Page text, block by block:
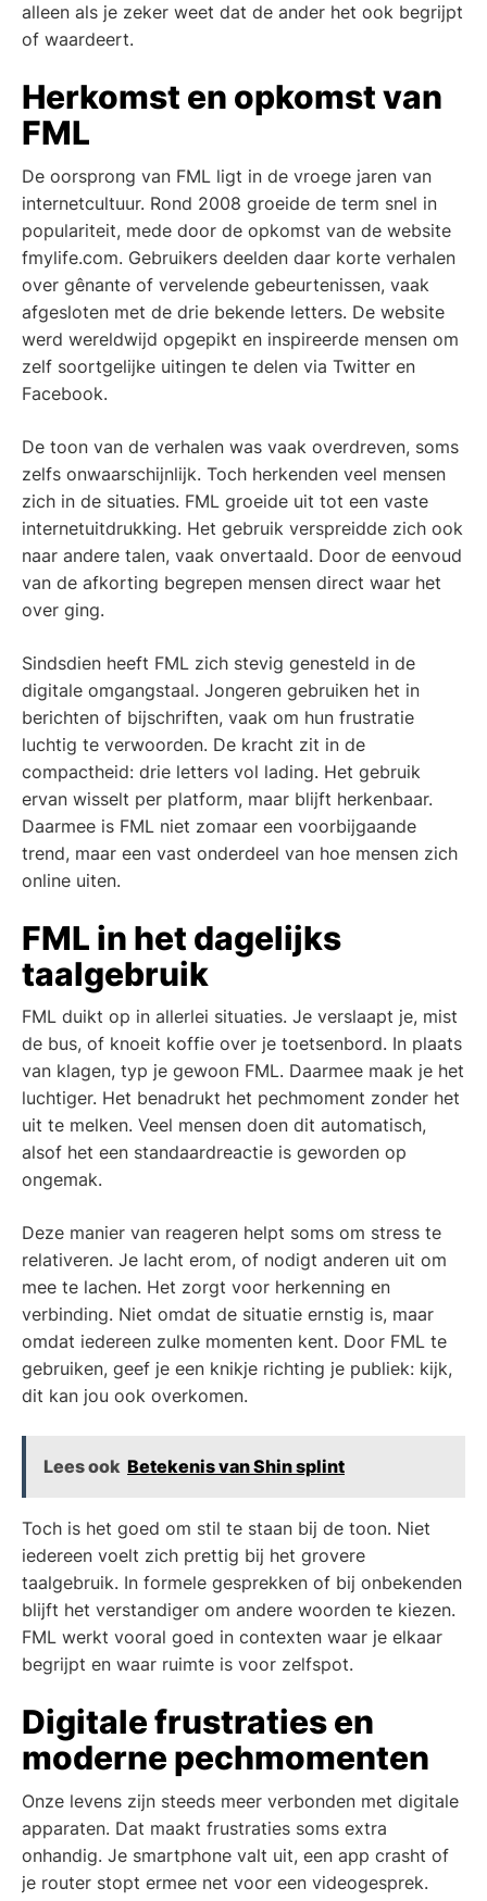
alleen als je zeker weet dat de ander het ook begrijpt
of waardeert.
Herkomst en opkomst van
FML
De oorsprong van FML ligt in de vroege jaren van
internetcultuur. Rond 2008 groeide de term snel in
populariteit, mede door de opkomst van de website
fmylife.com. Gebruikers deelden daar korte verhalen
over gênante of vervelende gebeurtenissen, vaak
afgesloten met de drie bekende letters. De website
werd wereldwijd opgepikt en inspireerde mensen om
zelf soortgelijke uitingen te delen via Twitter en
Facebook.
De toon van de verhalen was vaak overdreven, soms
zelfs onwaarschijnlijk. Toch herkenden veel mensen
zich in de situaties. FML groeide uit tot een vaste
internetuitdrukking. Het gebruik verspreidde zich ook
naar andere talen, vaak onvertaald. Door de eenvoud
van de afkorting begrepen mensen direct waar het
over ging.
Sindsdien heeft FML zich stevig genesteld in de
digitale omgangstaal. Jongeren gebruiken het in
berichten of bijschriften, vaak om hun frustratie
luchtig te verwoorden. De kracht zit in de
compactheid: drie letters vol lading. Het gebruik
ervan wisselt per platform, maar blijft herkenbaar.
Daarmee is FML niet zomaar een voorbijgaande
trend, maar een vast onderdeel van hoe mensen zich
online uiten.
FML in het dagelijks
taalgebruik
FML duikt op in allerlei situaties. Je verslaapt je, mist
de bus, of knoeit koffie over je toetsenbord. In plaats
van klagen, typ je gewoon FML. Daarmee maak je het
luchtiger. Het benadrukt het pechmoment zonder het
uit te melken. Veel mensen doen dit automatisch,
alsof het een standaardreactie is geworden op
ongemak.
Deze manier van reageren helpt soms om stress te
relativeren. Je lacht erom, of nodigt anderen uit om
mee te lachen. Het zorgt voor herkenning en
verbinding. Niet omdat de situatie ernstig is, maar
omdat iedereen zulke momenten kent. Door FML te
gebruiken, geef je een knikje richting je publiek: kijk,
dit kan jou ook overkomen.
Lees ook Betekenis van Shin splint
Toch is het goed om stil te staan bij de toon. Niet
iedereen voelt zich prettig bij het grovere
taalgebruik. In formele gesprekken of bij onbekenden
blijft het verstandiger om andere woorden te kiezen.
FML werkt vooral goed in contexten waar je elkaar
begrijpt en waar ruimte is voor zelfspot.
Digitale frustraties en
moderne pechmomenten
Onze levens zijn steeds meer verbonden met digitale
apparaten. Dat maakt frustraties soms extra
onhandig. Je smartphone valt uit, een app crasht of
je router stopt ermee net voor een videogesprek.